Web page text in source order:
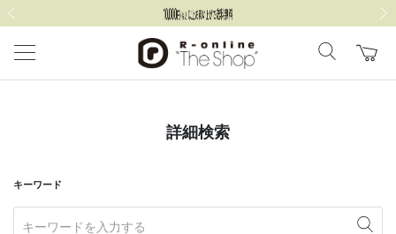
詳細検索
キーワード